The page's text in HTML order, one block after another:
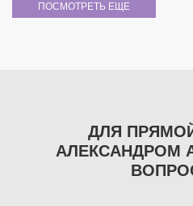
ПОСМОТРЕТЬ ЕЩЕ
ДЛЯ
АЛЕКСАНДРОМ